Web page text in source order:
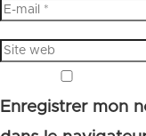
Enregistrer mon